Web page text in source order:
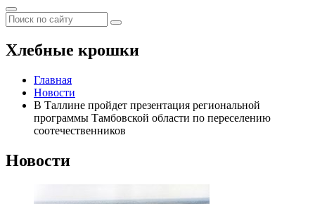
Хлебные крошки
Главная
Новости
В Таллине пройдет презентация региональной
программы Тамбовской области по переселению
соотечественников
Новости